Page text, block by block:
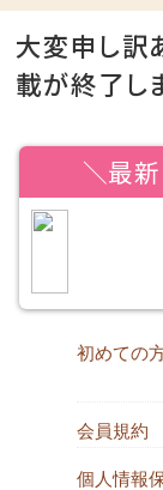
大変申し訳
載が終了し
＼最
初めての
会員規約
個人情報